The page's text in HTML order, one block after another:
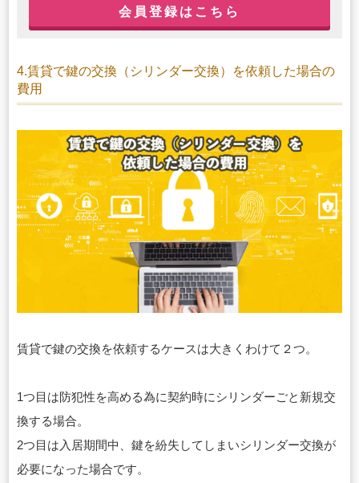
会員登録はこちら
4.賃貸で鍵の交換（シリンダー交換）を依頼した場合の
費用
賃貸で鍵の交換を依頼するケースは大きくわけて２つ。
1つ目は防犯性を高める為に契約時にシリンダーごと新規交
換する場合。
2つ目は入居期間中、鍵を紛失してしまいシリンダー交換が
必要になった場合です。